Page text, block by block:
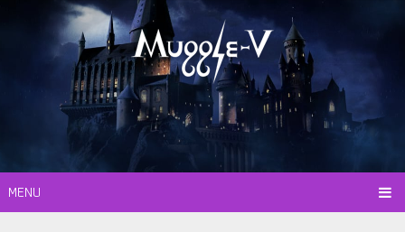
MENU